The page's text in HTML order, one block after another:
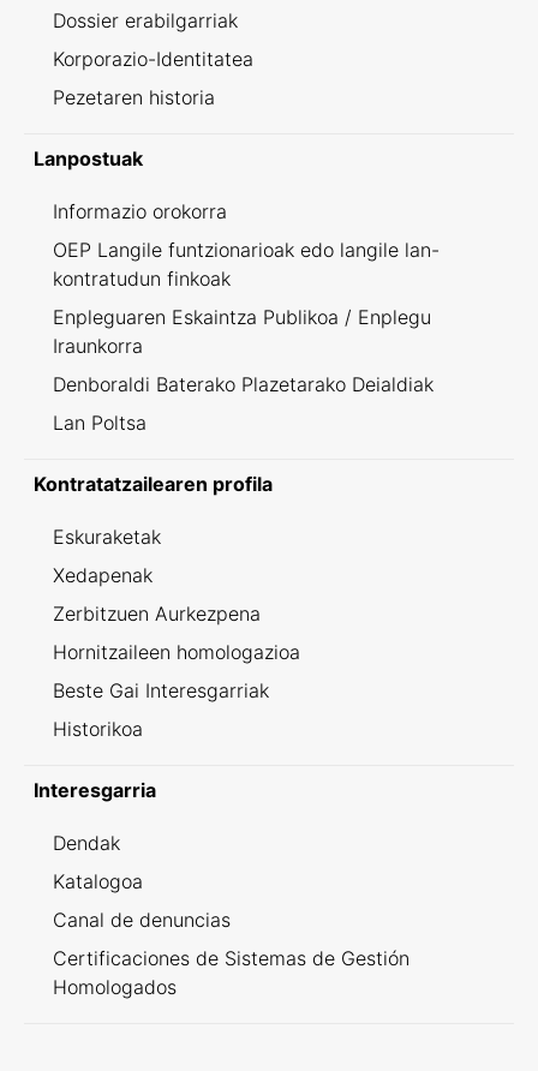
Dossier erabilgarriak
Korporazio-Identitatea
Pezetaren historia
Lanpostuak
Informazio orokorra
OEP Langile funtzionarioak edo langile lan-
kontratudun finkoak
Enpleguaren Eskaintza Publikoa / Enplegu
Iraunkorra
Denboraldi Baterako Plazetarako Deialdiak
Lan Poltsa
Kontratatzailearen profila
Eskuraketak
Xedapenak
Zerbitzuen Aurkezpena
Hornitzaileen homologazioa
Beste Gai Interesgarriak
Historikoa
Interesgarria
Dendak
Katalogoa
Canal de denuncias
Certificaciones de Sistemas de Gestión
Homologados